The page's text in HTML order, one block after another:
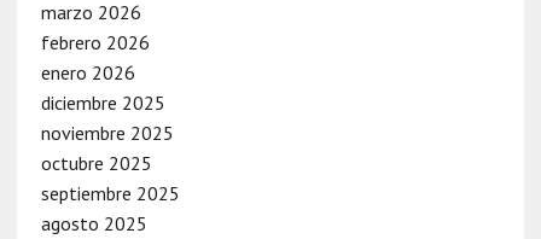
marzo 2026
febrero 2026
enero 2026
diciembre 2025
noviembre 2025
octubre 2025
septiembre 2025
agosto 2025